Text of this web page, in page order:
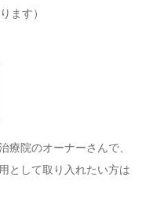
ます）
療院のオーナーさんで、
として取り入れたい方は